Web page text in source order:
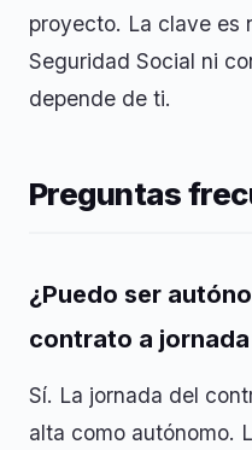
proyecto. La clave es
Seguridad Social ni
depende de ti.
Preguntas
¿Puedo ser
contrato a
Sí. La jornada del
alta como autónomo.